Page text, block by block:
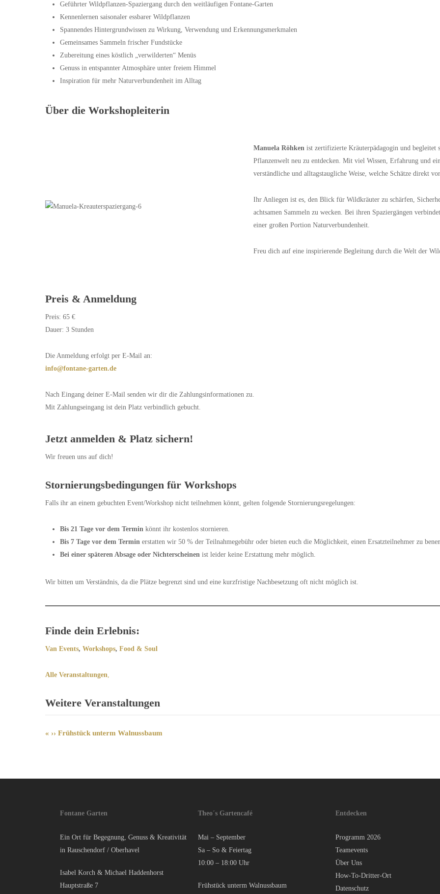
Geführter Wildpflanzen-Spaziergang durch den weitläufigen Fontane-Garten
Kennenlernen saisonaler essbarer Wildpflanzen
Spannendes Hintergrundwissen zu Wirkung, Verwendung und Erkennungsmerkmalen
Gemeinsames Sammeln frischer Fundstücke
Zubereitung eines köstlich „verwilderten“ Menüs
Genuss in entspannter Atmosphäre unter freiem Himmel
Inspiration für mehr Naturverbundenheit im Alltag
Über die Workshopleiterin
Manuela Röhkenist zertifizierte Kräuterpädagogin und begleitet
Pflanzenwelt neu zu entdecken. Mit viel Wissen, Erfahrung und
verständliche und alltagstaugliche Weise, welche Schätze direkt
Ihr Anliegen ist es, den Blick für Wildkräuter zu schärfen,
achtsamen Sammeln zu wecken. Bei ihren Spaziergängen
einer großen Portion Naturverbundenheit.
Freu dich auf eine inspirierende Begleitung durch die Welt der
Preis & Anmeldung
Preis: 65 €
Dauer: 3 Stunden
Die Anmeldung erfolgt per E-Mail an:
info@fontane-garten.de
Nach Eingang deiner E-Mail senden wir dir die Zahlungsinformationen zu.
Mit Zahlungseingang ist dein Platz verbindlich gebucht.
Jetzt anmelden & Platz sichern!
Wir freuen uns auf dich!
Stornierungsbedingungen für Workshops
Falls ihr an einem gebuchten Event/Workshop nicht teilnehmen könnt, gelten folgende Stornierungsregelungen:
Bis 21 Tage vor dem Termin könnt ihr kostenlos stornieren.
Bis 7 Tage vor dem Termin erstatten wir 50 % der Teilnahmegebühr oder bieten euch die Möglichkeit, einen Ersatzteilnehmer zu
Bei einer späteren Absage oder Nichterscheinen ist leider keine Erstattung mehr möglich.
Wir bitten um Verständnis, da die Plätze begrenzt sind und eine kurzfristige Nachbesetzung oft nicht möglich ist.
Finde dein Erlebnis:
Van Events, Workshops, Food & Soul
Alle Veranstaltungen,
Weitere Veranstaltungen
Veranstaltung-
« ›› Frühstück unterm Walnussbaum
Fontane Garten
Ein Ort für Begegnung, Genuss & Kreativität
in Rauschendorf / Oberhavel
Isabel Korch & Michael Haddenhorst
Hauptstraße 7
Theo´s Gartencafé
Mai – September
Sa – So & Feiertag
10:00 – 18:00 Uhr
Frühstück unterm Walnussbaum
Entdecken
Programm 2026
Teamevents
Über Uns
How-To-Dritter-Ort
Datenschutz